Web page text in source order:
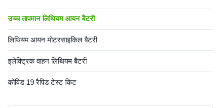
उच्च तापमान लिथियम आयन बैटरी
लिथियम आयन मोटरसाइकिल बैटरी
इलेक्ट्रिक वाहन लिथियम बैटरी
कोविड 19 रैपिड टेस्ट किट